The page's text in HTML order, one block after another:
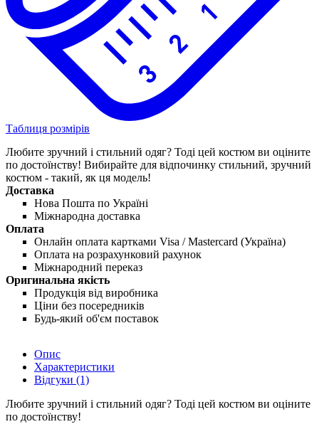
Таблиця розмірів
Любите зручний і стильний одяг? Тоді цей костюм ви оціните
по достоїнству! Вибирайте для відпочинку стильний, зручний
костюм - такий, як ця модель!
Доставка
Нова Пошта по Україні
Міжнародна доставка
Оплата
Онлайн оплата картками Visa / Mastercard (Україна)
Оплата на розрахунковий рахунок
Міжнародний переказ
Оригинальна якість
Продукція від виробника
Ціни без посередників
Будь-який об'єм поставок
Опис
Характеристики
Відгуки (1)
Любите зручний і стильний одяг? Тоді цей костюм ви оціните
по достоїнству!